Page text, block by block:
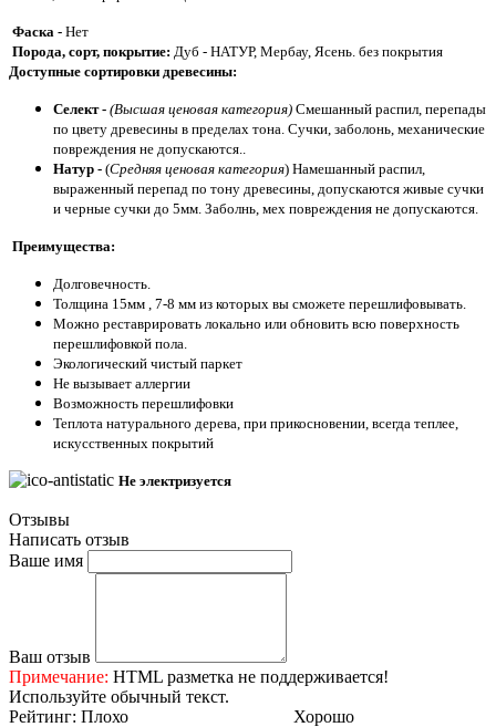
Фаска - Нет
Порода, сорт, покрытие: Дуб - НАТУР, Мербау, Ясень. без покрытия
Доступные сортировки древесины:
Селект - (Высшая ценовая категория) Смешанный распил, перепады
по цвету древесины в пределах тона. Сучки, заболонь, механические
повреждения не допускаются..
Натур - (Средняя ценовая категория) Намешанный распил,
выраженный перепад по тону древесины, допускаются живые сучки
и черные сучки до 5мм. Заболнь, мех повреждения не допускаются.
Преимущества:
Долговечность.
Толщина 15мм , 7-8 мм из которых вы сможете перешлифовывать.
Можно реставрировать локально или обновить всю поверхность
перешлифовкой пола.
Экологический чистый паркет
Не вызывает аллергии
Возможность перешлифовки
Теплота натурального дерева, при прикосновении, всегда теплее,
искусственных покрытий
Не электризуется
Отзывы
Написать отзыв
Ваше имя
Ваш отзыв
Примечание: HTML разметка не поддерживается!
Используйте обычный текст.
Рейтинг: Плохо Хорошо